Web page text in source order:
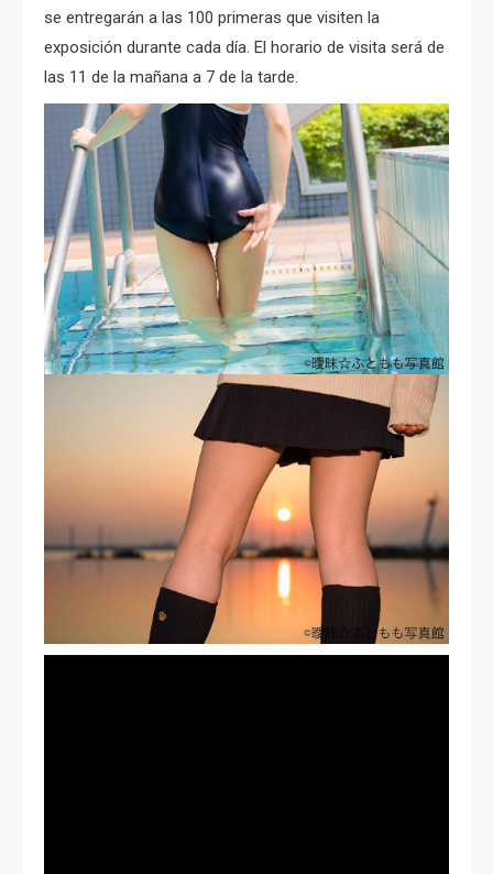
se entregarán a las 100 primeras que visiten la
exposición durante cada día. El horario de visita será de
las 11 de la mañana a 7 de la tarde.